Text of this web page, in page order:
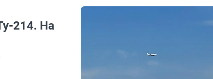
214. На